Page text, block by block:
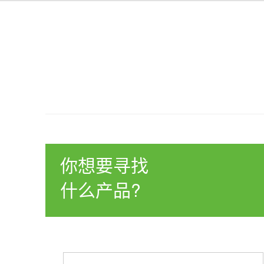
你想要寻找
什么产品?